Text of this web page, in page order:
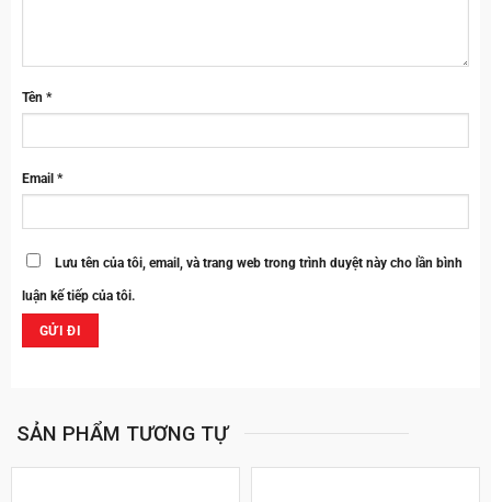
Tên *
Email *
Lưu tên của tôi, email, và trang web trong trình duyệt này cho lần bình
luận kế tiếp của tôi.
SẢN PHẨM TƯƠNG TỰ